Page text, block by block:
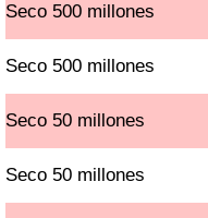
Seco 500 millones
Seco 500 millones
Seco 50 millones
Seco 50 millones